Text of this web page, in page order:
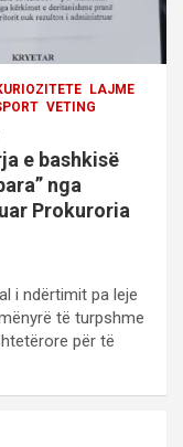
LAJME
VETING
e bashkisë
nga
Prokuroria
i ndërtimit pa leje
të turpshme
për të